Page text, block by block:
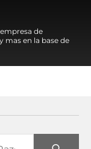
de
mas en la base de